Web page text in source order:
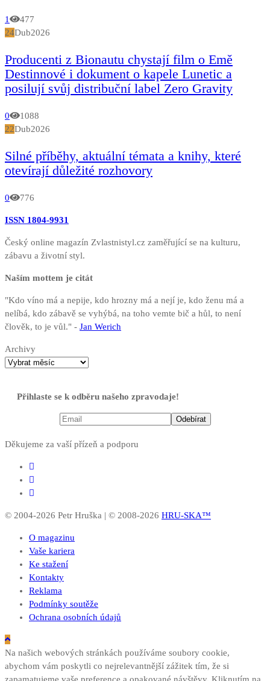
1
477
24Dub2026
Producenti z Bionautu chystají film o Emě
Destinnové i dokument o kapele Lunetic a
posilují svůj distribuční label Zero Gravity
0
1088
22Dub2026
Silné příběhy, aktuální témata a knihy, které
otevírají důležité rozhovory
0 776
ISSN 1804-9931
Český online magazín Zvlastnistyl.cz zaměřující se na kulturu,
zábavu a životní styl.
Naším mottem je citát
"Kdo víno má a nepije, kdo hrozny má a nejí je, kdo ženu má a
nelíbá, kdo zábavě se vyhýbá, na toho vemte bič a hůl, to není
člověk, to je vůl." - Jan Werich
Archivy
Přihlaste se k odběru našeho zpravodaje!
Děkujeme za vaší přízeň a podporu
© 2004-2026 Petr Hruška | © 2008-2026 HRU-SKA™
O magazinu
Vaše kariera
Ke stažení
Kontakty
Reklama
Podmínky soutěže
Ochrana osobních údajů
Na našich webových stránkách používáme soubory cookie,
abychom vám poskytli co nejrelevantnější zážitek tím, že si
zapamatujeme vaše preference a opakované návštěvy. Kliknutím na